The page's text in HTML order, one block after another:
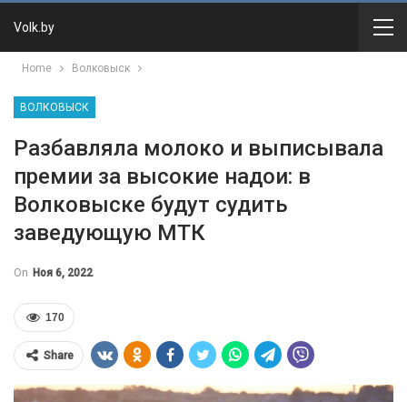
Volk.by
Home Волковыск
ВОЛКОВЫСК
Разбавляла молоко и выписывала
премии за высокие надои: в
Волковыске будут судить
заведующую МТК
On Ноя 6, 2022
170
Share